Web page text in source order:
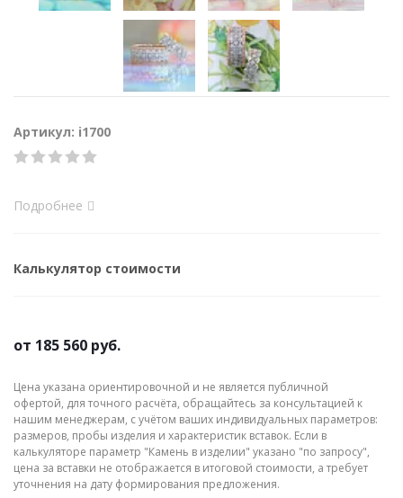
Артикул: i1700
Подробнее
Калькулятор стоимости
от 185 560 руб.
Цена указана ориентировочной и не является публичной
офертой, для точного расчёта, обращайтесь за консультацией к
нашим менеджерам, с учётом ваших индивидуальных параметров:
размеров, пробы изделия и характеристик вставок. Если в
калькуляторе параметр "Камень в изделии" указано "по запросу",
цена за вставки не отображается в итоговой стоимости, а требует
уточнения на дату формирования предложения.